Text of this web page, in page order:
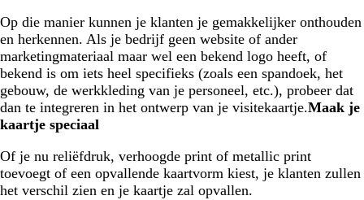
Op die manier kunnen je klanten je gemakkelijker onthouden
en herkennen. Als je bedrijf geen website of ander
marketingmateriaal maar wel een bekend logo heeft, of
bekend is om iets heel specifieks (zoals een spandoek, het
gebouw, de werkkleding van je personeel, etc.), probeer dat
dan te integreren in het ontwerp van je visitekaartje.Maak je
kaartje speciaal
Of je nu reliëfdruk, verhoogde print of metallic print
toevoegt of een opvallende kaartvorm kiest, je klanten zullen
het verschil zien en je kaartje zal opvallen.